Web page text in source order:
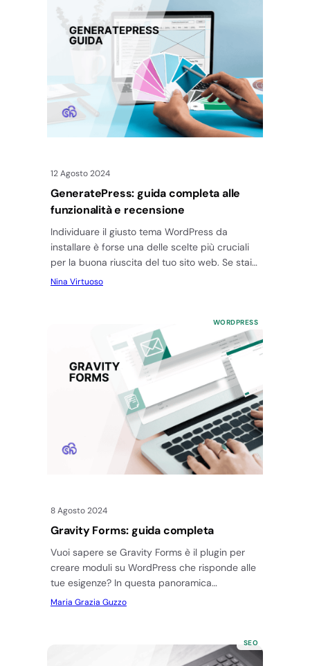
12 Agosto 2024
GeneratePress: guida completa alle
funzionalità e recensione
Individuare il giusto tema WordPress da
installare è forse una delle scelte più cruciali
per la buona riuscita del tuo sito web. Se stai
leggendo…
Nina Virtuoso
WORDPRESS
8 Agosto 2024
Gravity Forms: guida completa
Vuoi sapere se Gravity Forms è il plugin per
creare moduli su WordPress che risponde alle
tue esigenze? In questa panoramica
dettagliata vedremo le funzionalità…
Maria Grazia Guzzo
SEO